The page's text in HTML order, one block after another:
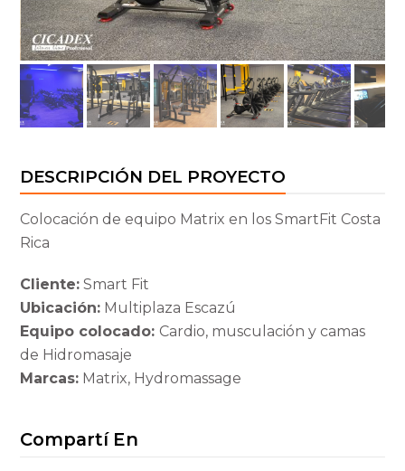
DESCRIPCIÓN DEL PROYECTO
Colocación de equipo Matrix en los SmartFit Costa
Rica
Cliente: Smart Fit
Ubicación: Multiplaza Escazú
Equipo colocado: Cardio, musculación y camas
de Hidromasaje
Marcas: Matrix, Hydromassage
Compartí En